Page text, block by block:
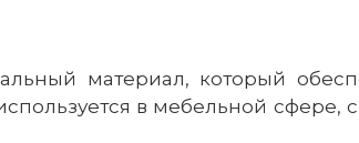
материал, который
в мебельной сфере,